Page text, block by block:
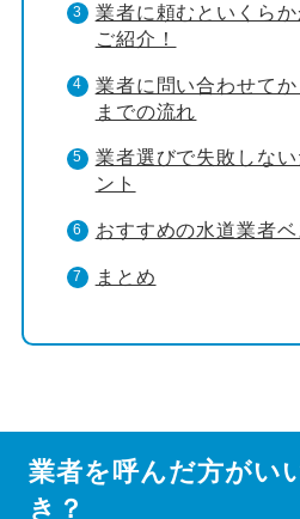
業者に頼むといくら
ご紹介！
業者に問い合わせて
までの流れ
業者選びで失敗しな
ント
おすすめの水道業者ベ
まとめ
業者を呼んだ方がい
き？